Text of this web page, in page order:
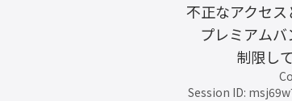
不正なアクセス
プレミアム
制限し
Session ID: